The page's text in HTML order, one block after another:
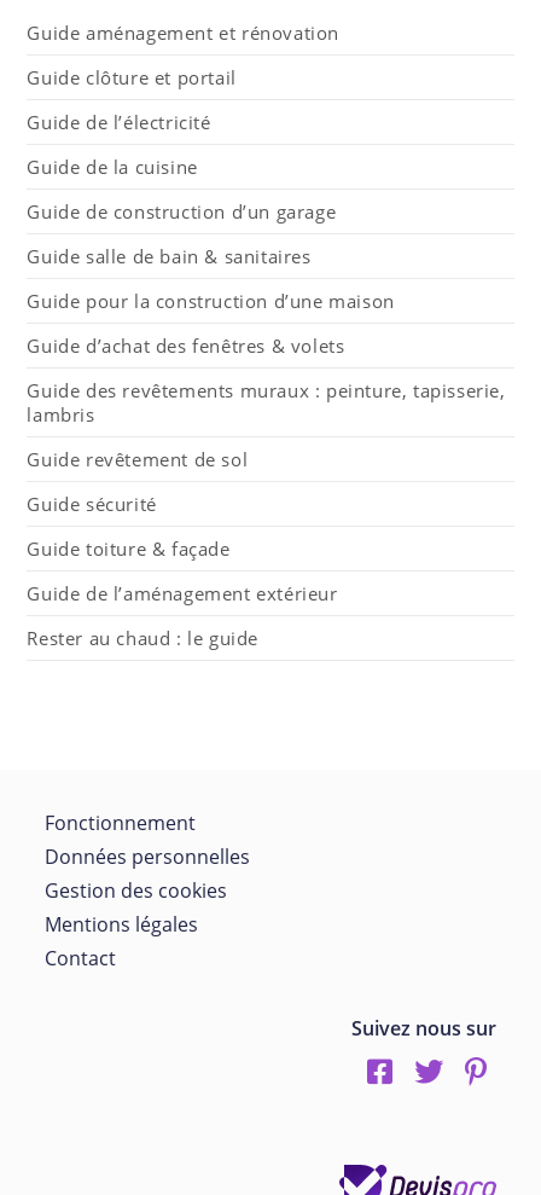
Guide aménagement et rénovation
Guide clôture et portail
Guide de l’électricité
Guide de la cuisine
Guide de construction d’un garage
Guide salle de bain & sanitaires
Guide pour la construction d’une maison
Guide d’achat des fenêtres & volets
Guide des revêtements muraux : peinture, tapisserie,
lambris
Guide revêtement de sol
Guide sécurité
Guide toiture & façade
Guide de l’aménagement extérieur
Rester au chaud : le guide
Fonctionnement
Données personnelles
Gestion des cookies
Mentions légales
Contact
Suivez nous sur